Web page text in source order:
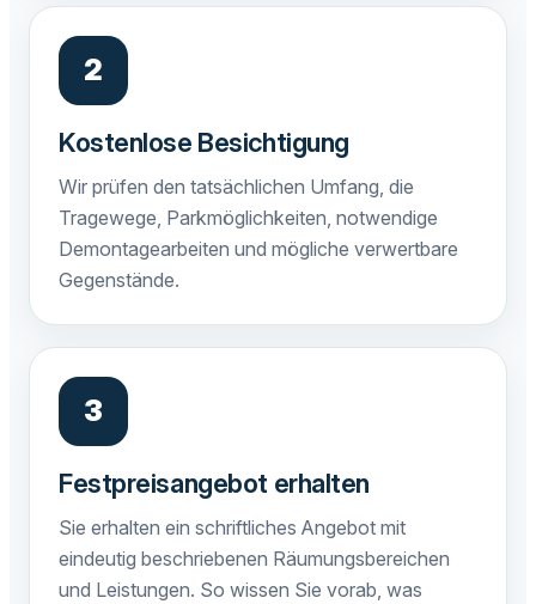
Kostenlose Besichtigung
Wir prüfen den tatsächlichen Umfang, die
Tragewege, Parkmöglichkeiten, notwendige
Demontagearbeiten und mögliche verwertbare
Gegenstände.
Festpreisangebot erhalten
Sie erhalten ein schriftliches Angebot mit
eindeutig beschriebenen Räumungsbereichen
und Leistungen. So wissen Sie vorab, was